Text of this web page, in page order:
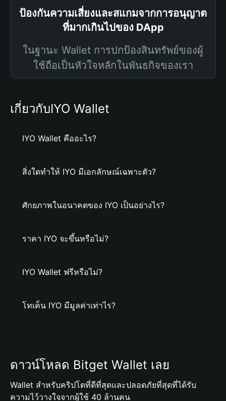
ป้องกันความเสี่ยงและสแกมจากการอนุญาต
ที่มากเกินไปของ DApp
ในฐานะ Wallet การปกป้องสินทรัพย์ของผู้
ใช้ถือเป็นหัวใจหลักในพันธกิจของเรา
เกี่ยวกับIYO Wallet
IYO Wallet คืออะไร?
สิ่งใดทำให้ IYO มีเอกลักษณ์เฉพาะตัว?
ศักยภาพในอนาคตของ IYO เป็นอย่างไร?
ราคา IYO จะขึ้นหรือไม่?
IYO Wallet ฟรีหรือไม่?
โทเค็น IYO มีมูลค่าเท่าไร?
ดาวน์โหลด Bitget Wallet เลย
Wallet สำหรับคริปโตที่ดีที่สุดและปลอดภัยที่สุดที่ได้รับ
ความไว้วางใจจากผู้ใช้ 40 ล้านคน